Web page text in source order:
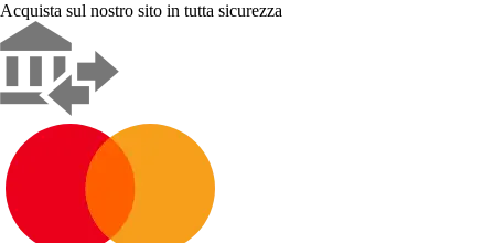
Acquista sul nostro sito in tutta sicurezza